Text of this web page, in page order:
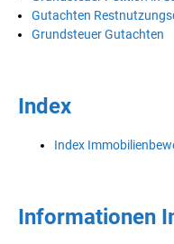
Gutachten
Grundsteuer Gutachten
Index
Index
Informationen